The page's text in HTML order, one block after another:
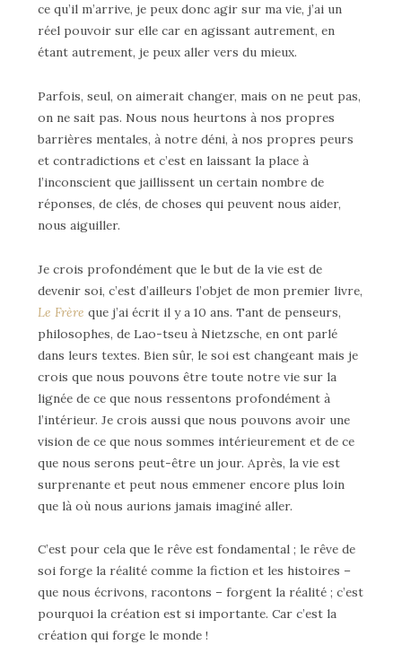
ce qu’il m’arrive, je peux donc agir sur ma vie, j’ai un
réel pouvoir sur elle car en agissant autrement, en
étant autrement, je peux aller vers du mieux.
Parfois, seul, on aimerait changer, mais on ne peut pas,
on ne sait pas. Nous nous heurtons à nos propres
barrières mentales, à notre déni, à nos propres peurs
et contradictions et c’est en laissant la place à
l’inconscient que jaillissent un certain nombre de
réponses, de clés, de choses qui peuvent nous aider,
nous aiguiller.
Je crois profondément que le but de la vie est de
devenir soi, c’est d’ailleurs l’objet de mon premier livre,
Le Frère que j’ai écrit il y a 10 ans. Tant de penseurs,
philosophes, de Lao-tseu à Nietzsche, en ont parlé
dans leurs textes. Bien sûr, le soi est changeant mais je
crois que nous pouvons être toute notre vie sur la
lignée de ce que nous ressentons profondément à
l’intérieur. Je crois aussi que nous pouvons avoir une
vision de ce que nous sommes intérieurement et de ce
que nous serons peut-être un jour. Après, la vie est
surprenante et peut nous emmener encore plus loin
que là où nous aurions jamais imaginé aller.
C’est pour cela que le rêve est fondamental ; le rêve de
soi forge la réalité comme la fiction et les histoires –
que nous écrivons, racontons – forgent la réalité ; c’est
pourquoi la création est si importante. Car c’est la
création qui forge le monde !